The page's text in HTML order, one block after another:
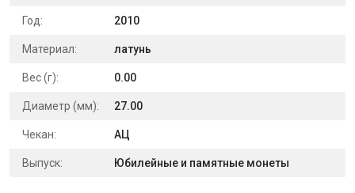
Год: 2010
Материал: латунь
Вес (г): 0.00
Диаметр (мм): 27.00
Чекан: АЦ
Выпуск: Юбилейные и памятные монеты